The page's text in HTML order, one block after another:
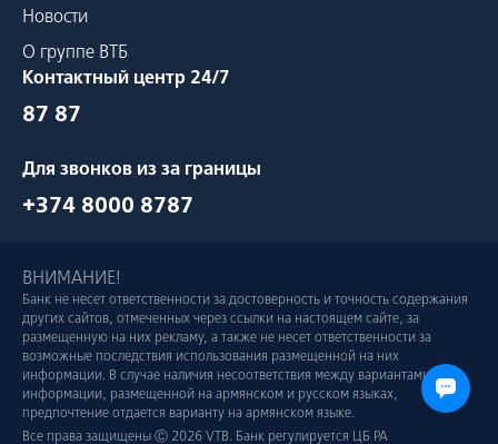
Новости
О группе ВТБ
Контактный центр 24/7
87 87
Для звонков из за границы
+374 8000 8787
ВНИМАНИЕ!
Банк не несет ответственности за достоверность и точность содержания
других сайтов, отмеченных через ссылки на настоящем сайте, за
размещенную на них рекламу, а также не несет ответственности за
возможные последствия использования размещенной на них
информации. В случае наличия несоответствия между вариантами
информации, размещенной на армянском и русском языках,
предпочтение отдается варианту на армянском языке.
Все права защищены Ⓒ 2026 VTB. Банк регулируется ЦБ РА